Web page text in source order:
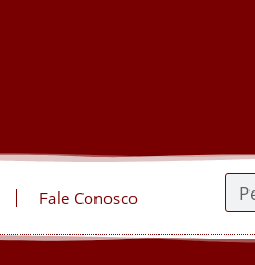
Fale Conosco